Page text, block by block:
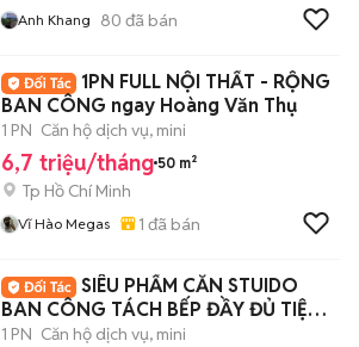
Anh Khang 80 đã bán
1PN FULL NỘI THẤT - RỘNG
BAN CÔNG ngay Hoàng Văn Thụ
1 PN Căn hộ dịch vụ, mini
6,7 triệu/tháng 50 m²
Tp Hồ Chí Minh
Vĩ Hào Megas 1 đã bán
SIÊU PHẨM CĂN STUIDO
BAN CÔNG TÁCH BẾP ĐẦY ĐỦ TIỆN
NGHI RỘNG 35m2
1 PN Căn hộ dịch vụ, mini